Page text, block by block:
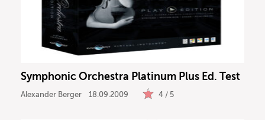
Symphonic Orchestra Platinum Plus Ed. Test
Alexander Berger 18.09.2009 4 / 5